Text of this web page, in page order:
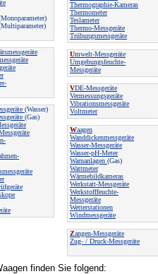
(Wasser)
(Gas)
Thermographie-Kameras
Thermometer
Teslameter
Thermo-Messgeräte
Trübungsmessgeräte
Umwelt-Messgeräte
Umgebungsfeuchte-
Messgeräte
VDE-Messgeräte
Vermessungsgeräte
Vibrationsmessgeräte
Voltmeter
Waagen
Wanddickenmessgeräte
Wasser-Messgeräte
Wasser-pH-Meter
Warnanlagen (Gas)
Wattmeter
Wärmebildkameras
Werkstatt-Messgeräte
Werkstofffeuchte-
Messgeräte
Wetterstationen
Windmessgeräte
Zangen-Messgeräte
Zug- / Druck-Messgeräte
finden Sie folgend: